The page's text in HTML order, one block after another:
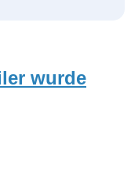
wurde